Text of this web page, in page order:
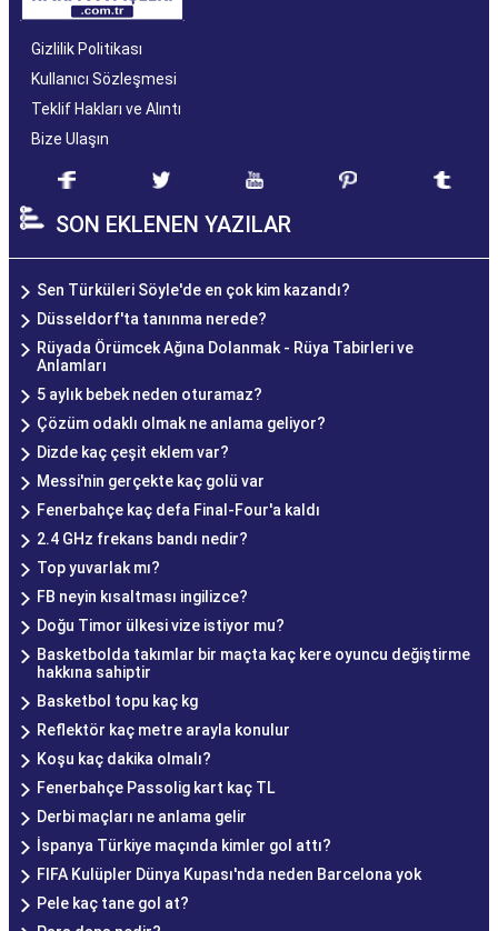
Gizlilik Politikası
Kullanıcı Sözleşmesi
Teklif Hakları ve Alıntı
Bize Ulaşın
SON EKLENEN YAZILAR
Sen Türküleri Söyle'de en çok kim kazandı?
Düsseldorf'ta tanınma nerede?
Rüyada Örümcek Ağına Dolanmak - Rüya Tabirleri ve
Anlamları
5 aylık bebek neden oturamaz?
Çözüm odaklı olmak ne anlama geliyor?
Dizde kaç çeşit eklem var?
Messi'nin gerçekte kaç golü var
Fenerbahçe kaç defa Final-Four'a kaldı
2.4 GHz frekans bandı nedir?
Top yuvarlak mı?
FB neyin kısaltması ingilizce?
Doğu Timor ülkesi vize istiyor mu?
Basketbolda takımlar bir maçta kaç kere oyuncu değiştirme
hakkına sahiptir
Basketbol topu kaç kg
Reflektör kaç metre arayla konulur
Koşu kaç dakika olmalı?
Fenerbahçe Passolig kart kaç TL
Derbi maçları ne anlama gelir
İspanya Türkiye maçında kimler gol attı?
FIFA Kulüpler Dünya Kupası'nda neden Barcelona yok
Pele kaç tane gol at?